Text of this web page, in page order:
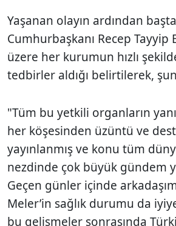
Yaşanan olayın ardından başta
Cumhurbaşkanı Recep
üzere her kurumun hızlı
tedbirler aldığı belirtilerek,
"Tüm bu yetkili organların
her köşesinden üzüntü ve
yayınlanmış ve konu tüm
nezdinde çok büyük gündem
Geçen günler içinde
Meler’in sağlık durumu da
bu gelişmeler sonrasında